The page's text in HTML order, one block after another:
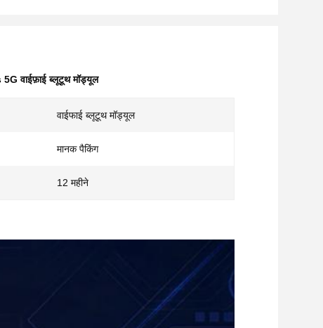
वाईफ़ाई ब्लूटूथ मॉड्यूल
वाईफाई ब्लूटूथ मॉड्यूल
मानक पैकिंग
12 महीने